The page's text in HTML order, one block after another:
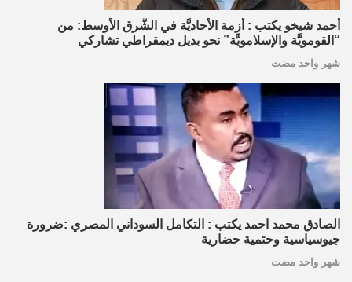
أحمد شيخو يكتب : أزمة الأحاديَّة في الشَّرق الأوسط: من
“القومويَّة والإسلامويَّة” نحو بديل ديمقراطي تشاركي
شهر واحد مضت
الصادق محمد احمد يكتب : التكامل السوداني المصري :ضرورة
جيوسياسية وحتمية حضارية
شهر واحد مضت